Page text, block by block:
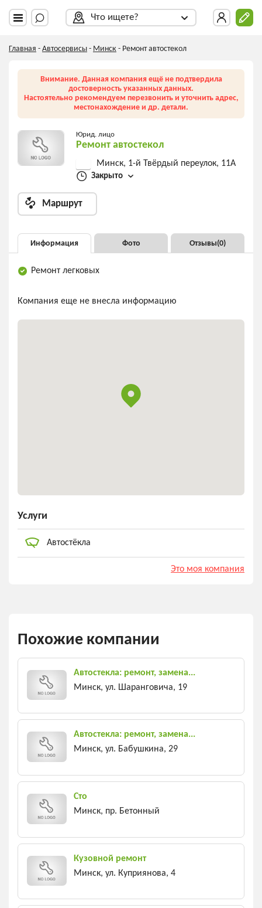
Что ищете?
Главная - Автосервисы - Минск - Ремонт автостекол
Внимание. Данная компания ещё не подтвердила
достоверность указанных данных.
Настоятельно рекомендуем перезвонить и уточнить адрес,
местонахождение и др. детали.
Юрид. лицо
Ремонт автостекол
Минск, 1-й Твёрдый переулок, 11А
Закрыто
Маршрут
Информация Фото Отзывы(0)
Ремонт легковых
Компания еще не внесла информацию
Услуги
Автостёкла
Это моя компания
Похожие компании
Автостекла: ремонт, замена...
Минск, ул. Шаранговича, 19
Автостекла: ремонт, замена...
Минск, ул. Бабушкина, 29
Сто
Минск, пр. Бетонный
Кузовной ремонт
Минск, ул. Куприянова, 4